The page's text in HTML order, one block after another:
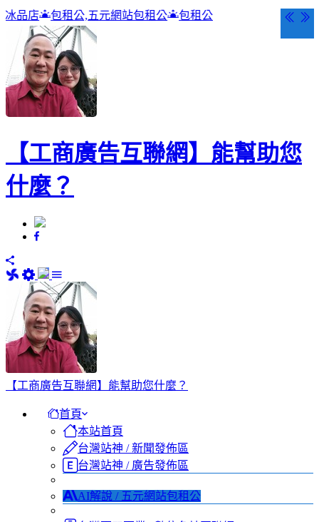
網站包租公 包租公
【工商廣告互聯網】能幫助您
什麼？
【工商廣告互聯網】能幫助您什麼？
首頁
本站首頁
台灣站神 / 新聞發佈區
台灣站神 / 廣告發佈區
AI解說 / 五元網站包租公